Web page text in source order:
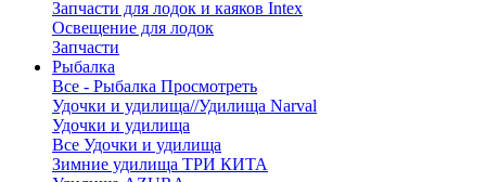
Запчасти для лодок и каяков Intex
Освещение для лодок
Запчасти
Рыбалка
Все - Рыбалка Просмотреть
Удочки и удилища//Удилища Narval
Удочки и удилища
Все Удочки и удилища
Зимние удилища ТРИ КИТА